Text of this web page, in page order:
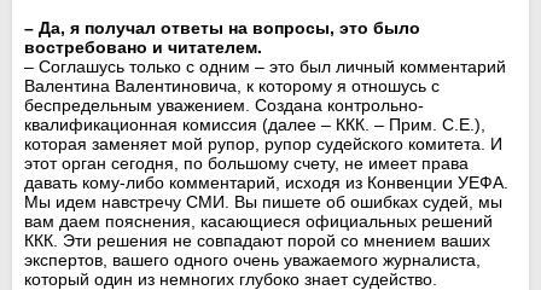
– Да, я получал ответы на вопросы, это было
востребовано и читателем.
– Соглашусь только с одним – это был личный комментарий
Валентина Валентиновича, к которому я отношусь с
беспредельным уважением. Создана контрольно-
квалификационная комиссия (далее – ККК. – Прим. С.Е.),
которая заменяет мой рупор, рупор судейского комитета. И
этот орган сегодня, по большому счету, не имеет права
давать кому-либо комментарий, исходя из Конвенции УЕФА.
Мы идем навстречу СМИ. Вы пишете об ошибках судей, мы
вам даем пояснения, касающиеся официальных решений
ККК. Эти решения не совпадают порой со мнением ваших
экспертов, вашего одного очень уважаемого журналиста,
который один из немногих глубоко знает судейство.